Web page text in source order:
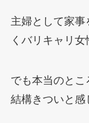
主婦として家
くバリキャリ女
でも本当のと
結構きついと感